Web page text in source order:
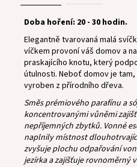
Doba hoření: 20 - 30 hodin.
Elegantně tvarovaná malá
víčkem provoní váš domov a
praskajícího knotu, který
útulnosti. Neboť domov je
vyroben z přírodního dřeva.
Směs prémiového parafínu a
koncentrovanými vůněmi
nepříjemných zbytků. Vonné
naplnily místnost
zvyšuje plochu odpařování
jezírka a zajišťuje rovnoměrný